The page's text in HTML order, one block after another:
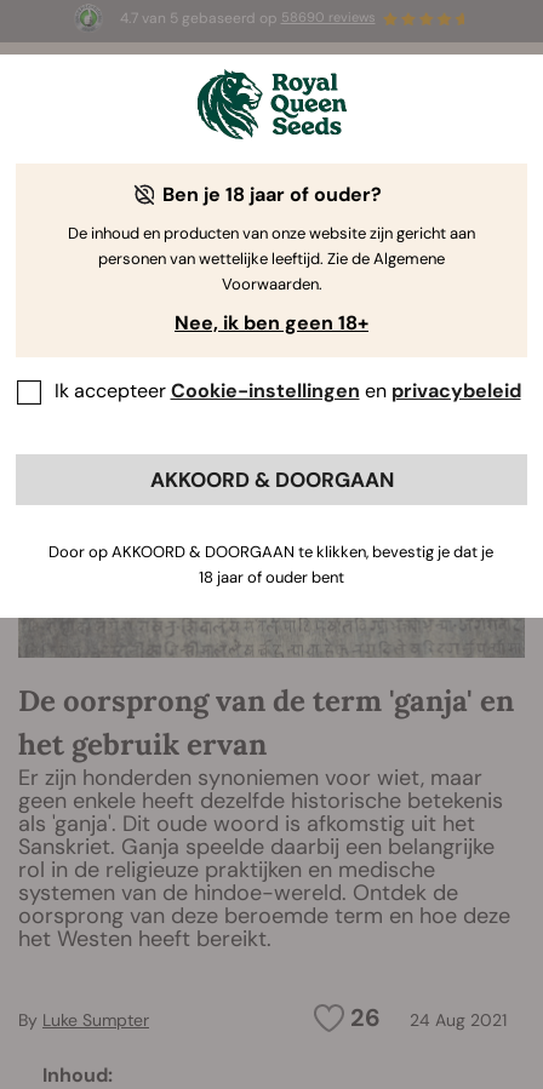
4.7 van 5 gebaseerd op 58690 reviews
3 White Widow Auto zaadjesGRATIS voor de
The RQS Blog
Cannabis Lifestyle Blogs
De oorsprong van de term 'ganja' en
het gebruik ervan
Er zijn honderden synoniemen voor wiet, maar
geen enkele heeft dezelfde historische betekenis
als 'ganja'. Dit oude woord is afkomstig uit het
Sanskriet. Ganja speelde daarbij een belangrijke
rol in de religieuze praktijken en medische
systemen van de hindoe-wereld. Ontdek de
oorsprong van deze beroemde term en hoe deze
het Westen heeft bereikt.
26 24 Aug 2021
By Luke Sumpter
Inhoud:
Ben je 18 jaar of ouder?
De inhoud en producten van onze website zijn gericht aan
personen van wettelijke leeftijd. Zie de Algemene
Voorwaarden.
Nee, ik ben geen 18+
Ik accepteerCookie-instellingen en privacybeleid
AKKOORD & DOORGAAN
Door op AKKOORD & DOORGAAN te klikken, bevestig je dat je
18 jaar of ouder bent